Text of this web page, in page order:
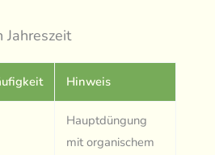
Jahreszeit
Hinweis
Hauptdüngung
mit organischem